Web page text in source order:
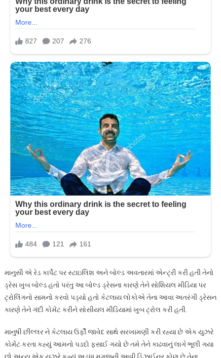
માનુસી એ રેડ કાર્પેટ પર સ્ટાઇલિશ અને બોલ્ડ અવતારમાં એન્ટ્રી કરી હતી તેનો
ડ્રેસ ખુબ બોલ્ડ હતો પરંતુ આ બોલ્ડ ડ્રેસના કારણે તેને સોશિયલ મીડિયા પર
ટ્રોલિંગનો સામનો કરવો પડ્યો હતો કેટલાય લોકોએ તેના આવા અતરંગી ડ્રેસન
કારણે તેને ગંદી કોમેંટ કરીને સોસીયલ મીડિયામાં ખુબ ટ્રોલ કરી હતી.
માનુષી છીલ્લર ને કેટલાય ઉર્ફી જાવેદ સાથે સરખામણી કરી રહ્યા છે એક યુઝરે
કોમેંટ કરતા કહ્યું આમનો પડદો ફસાઈ ગયો છે તમે તેને કાઢવાનું લાગે ભૂલી ગયા